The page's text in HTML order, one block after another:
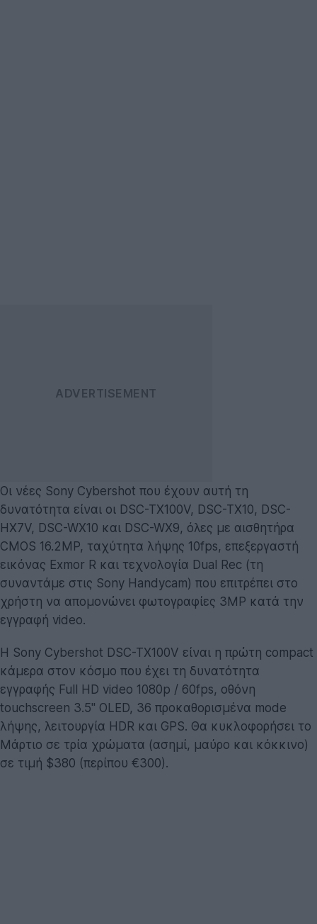
Οι νέες Sony Cybershot που έχουν αυτή τη
δυνατότητα είναι οι DSC-TX100V, DSC-TX10, DSC-
HX7V, DSC-WX10 και DSC-WX9, όλες με αισθητήρα
CMOS 16.2MP, ταχύτητα λήψης 10fps, επεξεργαστή
εικόνας Exmor R και τεχνολογία Dual Rec (τη
συναντάμε στις Sony Handycam) που επιτρέπει στο
χρήστη να απομονώνει φωτογραφίες 3MP κατά την
εγγραφή video.
Η Sony Cybershot DSC-TX100V είναι η πρώτη compact
κάμερα στον κόσμο που έχει τη δυνατότητα
εγγραφής Full HD video 1080p / 60fps, οθόνη
touchscreen 3.5'' OLED, 36 προκαθορισμένα mode
λήψης, λειτουργία HDR και GPS. Θα κυκλοφορήσει το
Μάρτιο σε τρία χρώματα (ασημί, μαύρο και κόκκινο)
σε τιμή $380 (περίπου €300).